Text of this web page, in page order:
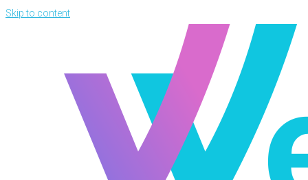
Skip to content